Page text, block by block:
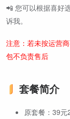
📲 您可以根据喜好
诉我。
注意：若未按运营
包不负责售后
套餐简介
原套餐：39